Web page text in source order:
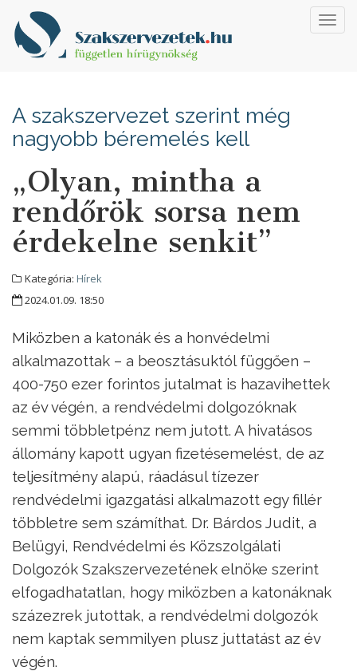
A szakszervezet szerint még
nagyobb béremelés kell
„Olyan, mintha a
rendőrök sorsa nem
érdekelne senkit”
Kategória: Hírek
2024.01.09. 18:50
Miközben a katonák és a honvédelmi
alkalmazottak – a beosztásuktól függően –
400-750 ezer forintos jutalmat is hazavihettek
az év végén, a rendvédelmi dolgozóknak
semmi többletpénz nem jutott. A hivatásos
állomány kapott ugyan fizetésemelést, de az
teljesítmény alapú, ráadásul tízezer
rendvédelmi igazgatási alkalmazott egy fillér
többletre sem számíthat. Dr. Bárdos Judit, a
Belügyi, Rendvédelmi és Közszolgálati
Dolgozók Szakszervezetének elnöke szerint
elfogadhatatlan, hogy miközben a katonáknak
százezrek jutottak, a rendvédelmi dolgozók
nem kaptak semmilyen plusz juttatást az év
végén.